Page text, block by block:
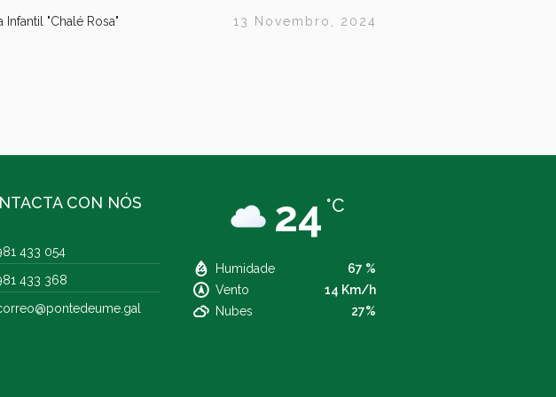
Infantil "Chalé Rosa" 13 Novembro, 2024
CON NÓS
433 054
433 368
24 °C
Humidade
67 %
Vento
14 Km/h
Nubes
27%